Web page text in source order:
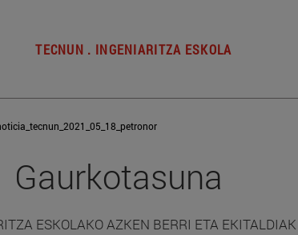
TECNUN . INGENIARITZA ESKOLA
Gaurkotasuna
ESKOLAKO AZKEN BERRI ETA EKITALDIAK